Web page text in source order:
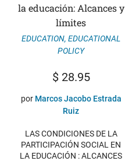
la educación: Alcances y
límites
EDUCATION, EDUCATIONAL
POLICY
$28.95
por Marcos Jacobo Estrada
Ruiz
LAS CONDICIONES DE LA
PARTICIPACIÓN SOCIAL EN
LA EDUCACIÓN : ALCANCES